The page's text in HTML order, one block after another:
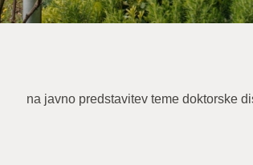
na javno predstavitev teme doktorske